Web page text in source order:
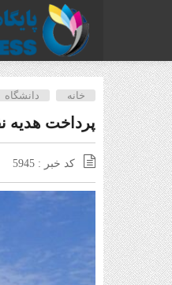
خانه دانشگاه
پرداخت هدیه
کد خبر : 5945